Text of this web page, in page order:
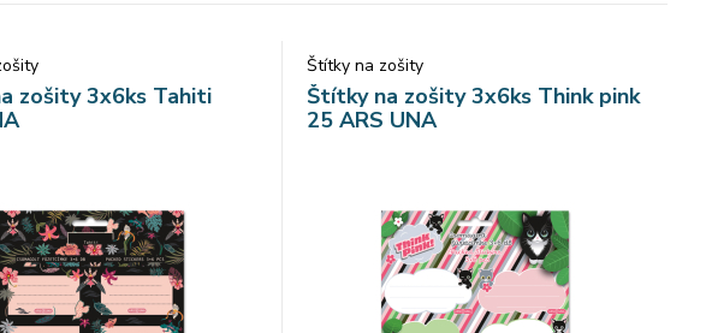
zošity 3x6ks Tahiti
Štítky na zošity
Štítky na zošity 3x6ks Think pink
25 ARS UNA